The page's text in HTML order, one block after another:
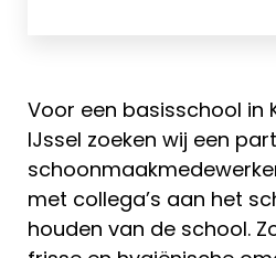
Voor een basisschool in
IJssel zoeken wij een
met collega’s aan het
houden van de school.